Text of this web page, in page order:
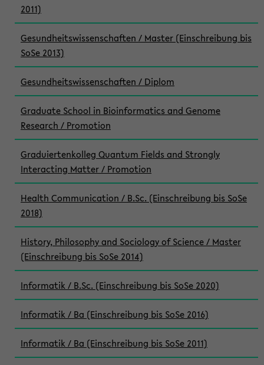
2011)
Gesundheitswissenschaften / Master (Einschreibung bis
SoSe 2013)
Gesundheitswissenschaften / Diplom
Graduate School in Bioinformatics and Genome
Research / Promotion
Graduiertenkolleg Quantum Fields and Strongly
Interacting Matter / Promotion
Health Communication / B.Sc. (Einschreibung bis SoSe
2018)
History, Philosophy and Sociology of Science / Master
(Einschreibung bis SoSe 2014)
Informatik / B.Sc. (Einschreibung bis SoSe 2020)
Informatik / Ba (Einschreibung bis SoSe 2016)
Informatik / Ba (Einschreibung bis SoSe 2011)